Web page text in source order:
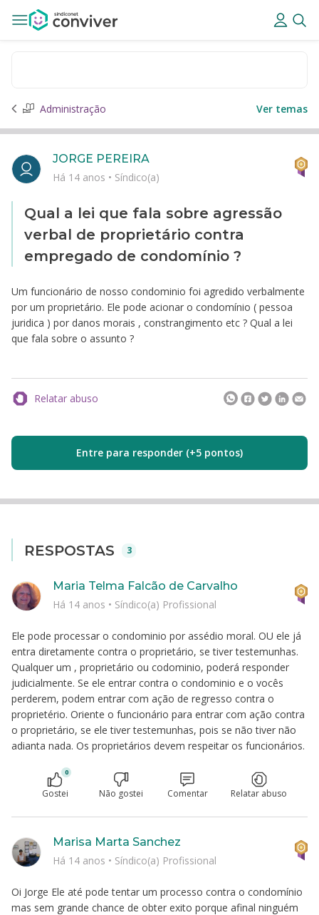
Administração Ver temas
Qual a lei que fala sobre agressão
verbal de proprietário contra
empregado de condomínio ?
Um funcionário de nosso condominio foi agredido verbalmente
por um proprietário. Ele pode acionar o condomínio ( pessoa
juridica ) por danos morais , constrangimento etc ? Qual a lei
que fala sobre o assunto ?
JORGE PEREIRA
Há 14 anos • Síndico(a)
Relatar abuso
Entre para responder (+5 pontos)
RESPOSTAS 3
Ele pode processar o condominio por assédio moral. OU ele já
entra diretamente contra o proprietário, se tiver testemunhas.
Qualquer um , proprietário ou codominio, poderá responder
judicialmente. Se ele entrar contra o condominio e o vocês
perderem, podem entrar com ação de regresso contra o
proprietério. Oriente o funcionário para entrar com ação contra
o proprietário, se ele tiver testemunhas, pois se não tiver não
adianta nada. Os proprietários devem respeitar os funcionários.
Maria Telma Falcão de Carvalho
Há 14 anos • Síndico(a) Profissional
0
Gostei Não gostei Comentar Relatar abuso
Oi Jorge Ele até pode tentar um processo contra o condomínio
mas sem grande chance de obter exito porque afinal ninguém
Marisa Marta Sanchez
Há 14 anos • Síndico(a) Profissional